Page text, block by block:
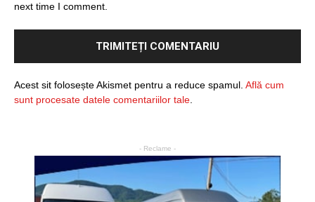
next time I comment.
Acest sit folosește Akismet pentru a reduce spamul. Află cum
sunt procesate datele comentariilor tale
- Reclame -